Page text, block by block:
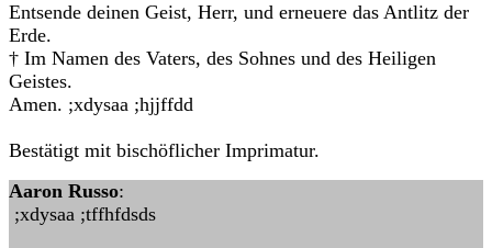
Entsende deinen Geist, Herr, und erneuere das Antlitz der
Erde.
† Im Namen des Vaters, des Sohnes und des Heiligen
Geistes.
Amen. ;xdysaa ;hjjffdd
Bestätigt mit bischöflicher Imprimatur.
Aaron Russo:
;xdysaa ;tffhfdsds